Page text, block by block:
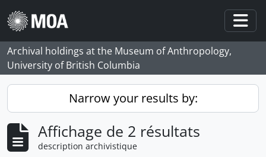
Skip to main content
Archival holdings at the Museum of Anthropology,
University of British Columbia
Narrow your results by:
Affichage de 2 résultats
description archivistique